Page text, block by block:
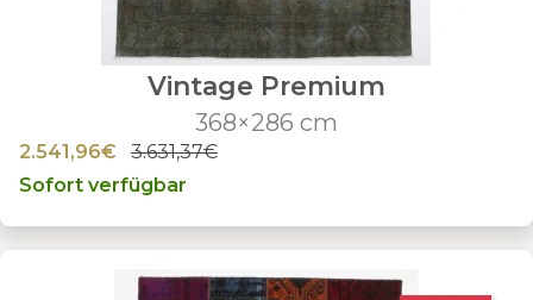
Vintage Premium
368×286 cm
2.541,96€
3.631,37€
Sofort verfügbar